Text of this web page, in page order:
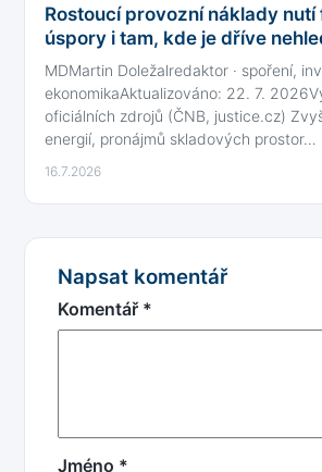
Rostoucí provozní náklady
úspory i tam, kde je dříve
MDMartin Doležalredaktor · spoření,
ekonomikaAktualizováno: 22. 7.
oficiálních zdrojů (ČNB, justice.cz)
energií, pronájmů skladových prostor…
16.7.2026
Napsat komentář
Komentář *
Jméno *